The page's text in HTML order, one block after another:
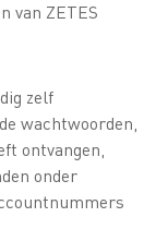
van ZETES
zelf
wachtwoorden,
ontvangen,
onder